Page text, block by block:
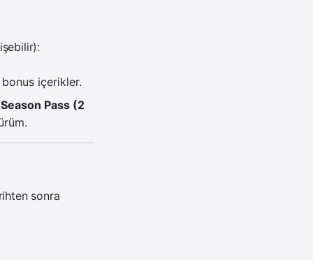
içerikler.
Season Pass (2
sonra